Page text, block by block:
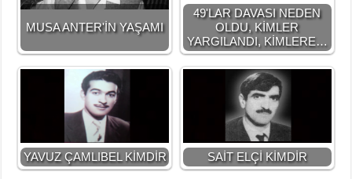
MUSA ANTER'İN YAŞAMI
49'LAR DAVASI NEDEN
OLDU, KİMLER
YARGILANDI, KİMLERE…
YAVUZ ÇAMLIBEL KİMDİR SAİT ELÇİ KİMDİR